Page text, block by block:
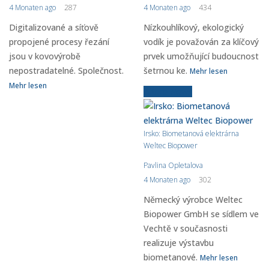
4 Monaten ago
287
Digitalizované a síťově
propojené procesy řezání
jsou v kovovýrobě
nepostradatelné. Společnost.
Mehr lesen
4 Monaten ago
434
Nízkouhlíkový, ekologický
vodík je považován za klíčový
prvek umožňující budoucnost
šetrnou ke. Mehr lesen
Irsko: Biometanová elektrárna
Weltec Biopower
Pavlina Opletalova
4 Monaten ago
302
Německý výrobce Weltec
Biopower GmbH se sídlem ve
Vechtě v současnosti
realizuje výstavbu
biometanové. Mehr lesen